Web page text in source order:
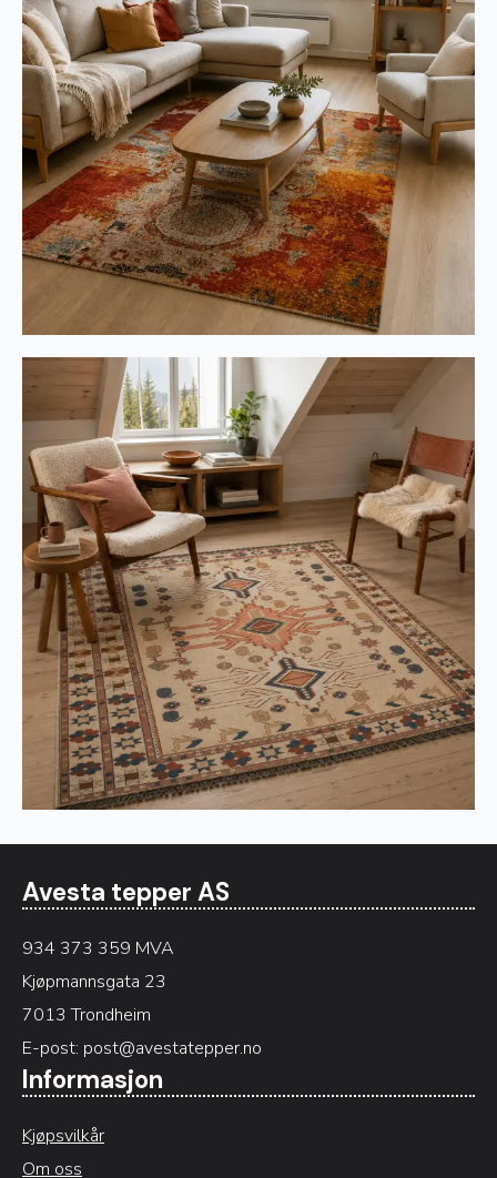
Avesta tepper AS
934 373 359 MVA
Kjøpmannsgata 23
7013 Trondheim
E-post: post@avestatepper.no
Informasjon
Kjøpsvilkår
Om oss